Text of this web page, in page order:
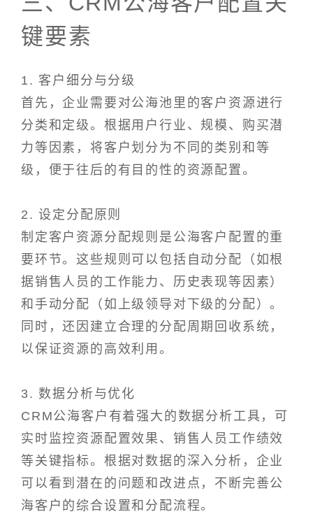
键要素
1. 客户细分与分级
首先，企业需要对公海池里的客户资源进行
分类和定级。根据用户行业、规模、购买潜
力等因素，将客户划分为不同的类别和等
级，便于往后的有目的性的资源配置。
2. 设定分配原则
制定客户资源分配规则是公海客户配置的重
要环节。这些规则可以包括自动分配（如根
据销售人员的工作能力、历史表现等因素）
和手动分配（如上级领导对下级的分配）。
同时，还因建立合理的分配周期回收系统，
以保证资源的高效利用。
3. 数据分析与优化
CRM公海客户有着强大的数据分析工具，可
实时监控资源配置效果、销售人员工作绩效
等关键指标。根据对数据的深入分析，企业
可以看到潜在的问题和改进点，不断完善公
海客户的综合设置和分配流程。